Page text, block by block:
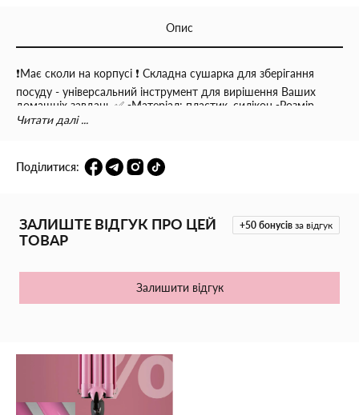
Опис
❗️Має сколи на корпусі ❗️ Складна сушарка для зберігання
посуду - універсальний інструмент для вирішення Ваших
домашніх завдань ✅ ▪️Матеріал: пластик, силікон ▪Розмір
(ВхШхГ): 37*31*12.5 см. ▪️Рельєфна поверхня ▪️Стильний
Читати далі ...
Поділитися:
+50 бонусів за відгук
ЗАЛИШТЕ ВІДГУК ПРО ЦЕЙ
ТОВАР
Залишити відгук